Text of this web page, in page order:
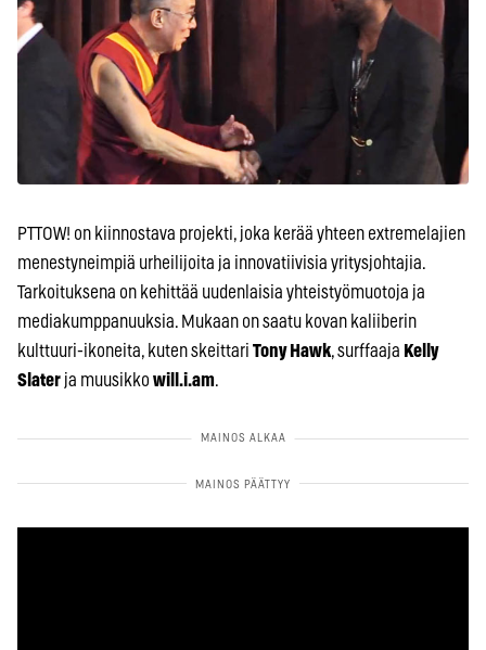
PTTOW! on kiinnostava projekti, joka kerää yhteen extremelajien
menestyneimpiä urheilijoita ja innovatiivisia yritysjohtajia.
Tarkoituksena on kehittää uudenlaisia yhteistyömuotoja ja
mediakumppanuuksia. Mukaan on saatu kovan kaliiberin
kulttuuri-ikoneita, kuten skeittari Tony Hawk, surffaaja Kelly
Slater ja muusikko will.i.am.